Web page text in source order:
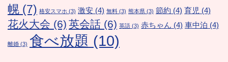
幌 (7) 格安スマホ (3) 激安 (4) 無料 (3) 熊本県 (3) 節約 (4) 育児 (4)
花火大会 (6) 英会話 (6) 英語 (3) 赤ちゃん (4) 車中泊 (4)
離婚 (3) 食べ放題 (10)